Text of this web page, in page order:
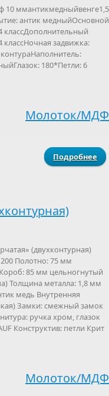
10 ммантикмедныйвенге1,5
антик медныйОсновной
классДополнительный
классНочная задвижка:
180*Петли: 6
Молоток/МДФ
Подробнее
(двухконтурная)
Полотно: 75 мм
85 мм цельногнутый
Толщина металла: 1,8 мм
медь Внутренняя
Замки: смежный замок
ручка хром, глазок
Конструктив: петли Крит
Молоток/МДФ